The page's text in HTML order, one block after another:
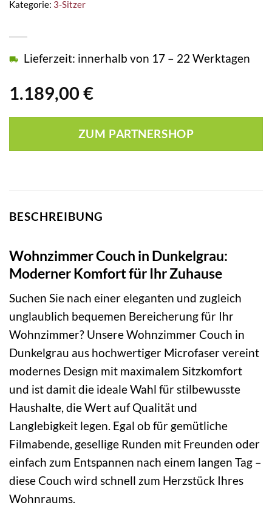
1.189,00 €
Lieferzeit: innerhalb von 17 – 22 Werktagen
ZUM PARTNERSHOP
Kategorie: 3-Sitzer
BESCHREIBUNG
Wohnzimmer Couch in Dunkelgrau:
Moderner Komfort für Ihr Zuhause
Suchen Sie nach einer eleganten und zugleich
unglaublich bequemen Bereicherung für Ihr
Wohnzimmer? Unsere Wohnzimmer Couch in
Dunkelgrau aus hochwertiger Microfaser vereint
modernes Design mit maximalem Sitzkomfort
und ist damit die ideale Wahl für stilbewusste
Haushalte, die Wert auf Qualität und
Langlebigkeit legen. Egal ob für gemütliche
Filmabende, gesellige Runden mit Freunden oder
einfach zum Entspannen nach einem langen Tag –
diese Couch wird schnell zum Herzstück Ihres
Wohnraums.